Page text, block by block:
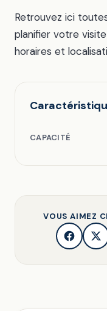
Retrouvez ici
planifier votre
horaires et
CAPACITÉ
VOUS AIMEZ